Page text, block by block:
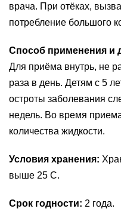
врача. При отёках,
потребление большого
Способ применения и
Для приёма внутрь, не
раза в день. Детям с 5
остроты заболевания
недель. Во время
количества жидкости.
Условия хранения:
выше 25 С.
Срок годности: 2 года.